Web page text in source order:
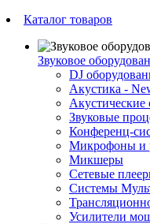
Каталог товаров
Звуковое
DJ
Акустика -
Акустические
Звуковые
Конференц-
Микрофоны и
Микшеры
Сетевые
Системы
Усилители